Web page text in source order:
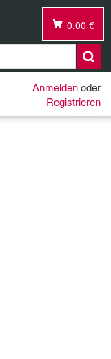
0,00 €
Anmeldenoder
Registrieren